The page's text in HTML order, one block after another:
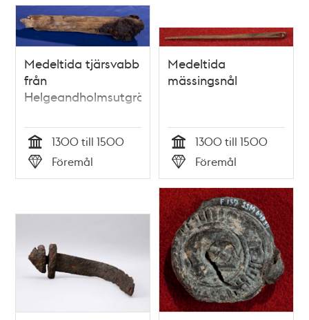
Medeltida tjärsvabb
från
Helgeandholmsutgrävningen
Tid
1300 till 1500
Typ
Föremål
Medeltida
mässingsnål
Tid
1300 till 1500
Typ
Föremål